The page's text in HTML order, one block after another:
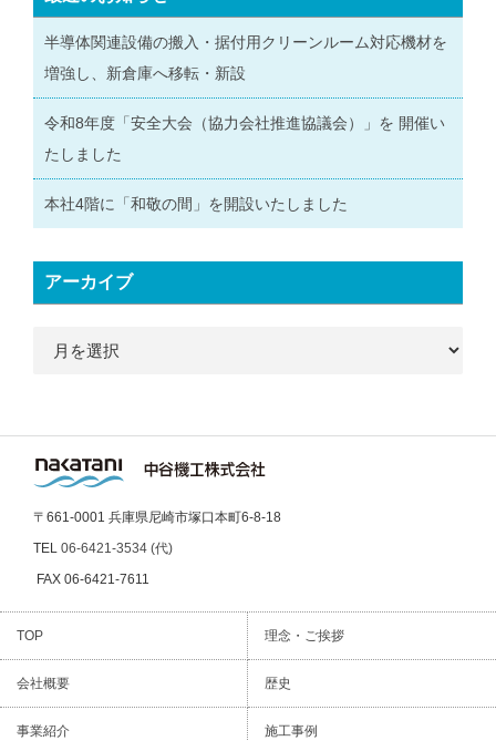
半導体関連設備の搬入・据付用クリーンルーム対応機材を
増強し、新倉庫へ移転・新設
令和8年度「安全大会（協力会社推進協議会）」を 開催い
たしました
本社4階に「和敬の間」を開設いたしました
アーカイブ
〒661-0001 兵庫県尼崎市塚口本町6-8-18
TEL 06-6421-3534 (代)
FAX 06-6421-7611
TOP 理念・ご挨拶
会社概要 歴史
事業紹介 施工事例